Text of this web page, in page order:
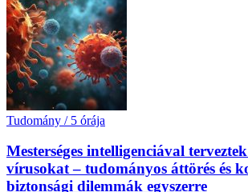
Tudomány / 5 órája
Mesterséges intelligenciával
vírusokat – tudományos áttörés és
biztonsági dilemmák egyszerre